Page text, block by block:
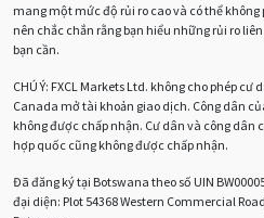
CHF COVI-19 COVID-19
Chuyên gia cố vấn Chuyên
Con số xu hướng Các mức
mang một mức độ rủi ro cao và có thể
nên chắc chắn rằng bạn hiểu những rủi ro
bạn cần.
CHÚ Ý: FXCL Markets Ltd. không cho phép cư
Canada mở tài khoản giao dịch. Công dân
không được chấp nhận. Cư dân và công dân
hợp quốc cũng không được chấp nhận.
Đã đăng ký tại Botswana theo số UIN
đại diện: Plot 54368 Western Commercial